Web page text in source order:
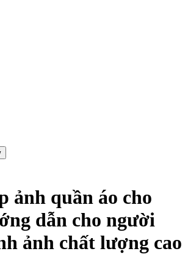
ảnh quần áo cho
dẫn cho người
ảnh chất lượng cao